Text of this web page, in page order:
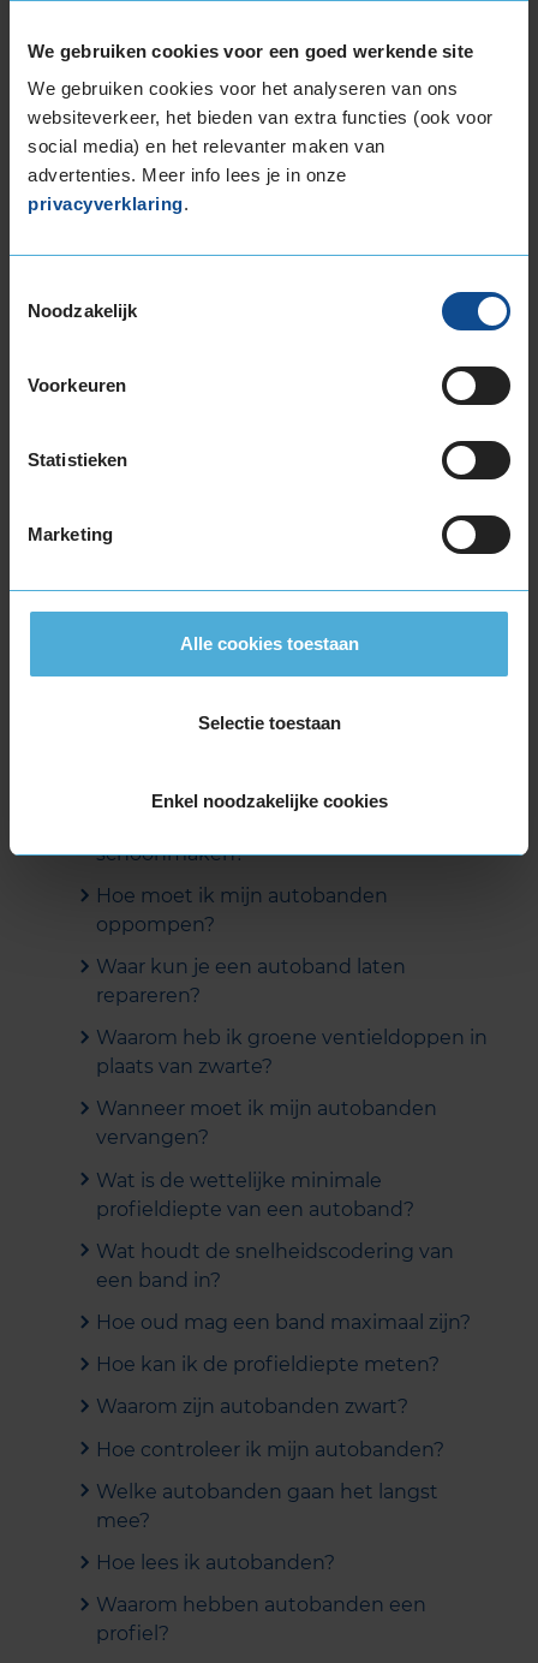
We gebruiken cookies voor een goed werkende site
We gebruiken cookies voor het analyseren van ons
websiteverkeer, het bieden van extra functies (ook voor
social media) en het relevanter maken van
advertenties. Meer info lees je in onze
privacyverklaring.
Noodzakelijk
Voorkeuren
Statistieken
Marketing
Alle cookies toestaan
Selectie toestaan
Enkel noodzakelijke cookies
Hoe kan ik banden in verschillende
Hoe kies ik autobanden?
Waarom zijn autobanden soms duur?
Wat kosten nieuwe autobanden?
kan ik kiezen?
Na mijn bandenwissel bij KwikFit werd
weer terug te komen om de wielen te
Wat zijn de kosten voor de opslag van
Kan KwikFit mijn banden opslaan?
Ik wil mijn banden thuis opslaan. Waar
Verkoopt KwikFit ook motorbanden?
schoonmaken?
Hoe moet ik mijn autobanden
oppompen?
Waar kun je een autoband laten
repareren?
Waarom heb ik groene ventieldoppen in
plaats van zwarte?
Wanneer moet ik mijn autobanden
vervangen?
Wat is de wettelijke minimale
profieldiepte van een autoband?
Wat houdt de snelheidscodering van
een band in?
Hoe oud mag een band maximaal zijn?
Hoe kan ik de profieldiepte meten?
Waarom zijn autobanden zwart?
Hoe controleer ik mijn autobanden?
Welke autobanden gaan het langst
mee?
Hoe lees ik autobanden?
Waarom hebben autobanden een
profiel?